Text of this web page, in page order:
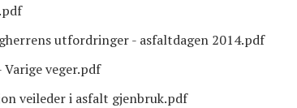
utfordringer - asfaltdagen 2014.pdf
veger.pdf
veileder i asfalt gjenbruk.pdf